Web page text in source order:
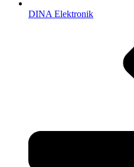
DINA Elektronik